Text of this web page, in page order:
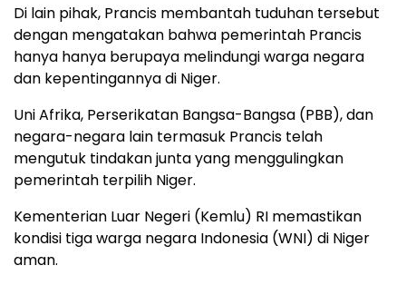
Di lain pihak, Prancis membantah tuduhan tersebut
dengan mengatakan bahwa pemerintah Prancis
hanya hanya berupaya melindungi warga negara
dan kepentingannya di Niger.
Uni Afrika, Perserikatan Bangsa-Bangsa (PBB), dan
negara-negara lain termasuk Prancis telah
mengutuk tindakan junta yang menggulingkan
pemerintah terpilih Niger.
Kementerian Luar Negeri (Kemlu) RI memastikan
kondisi tiga warga negara Indonesia (WNI) di Niger
aman.